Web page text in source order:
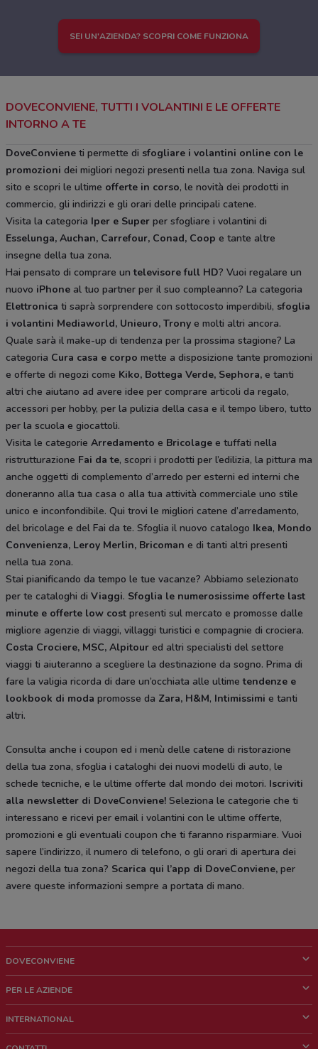
SEI UN'AZIENDA? SCOPRI COME FUNZIONA
DOVECONVIENE, TUTTI I VOLANTINI E LE OFFERTE
INTORNO A TE
DoveConviene ti permette di sfogliare i volantini online con le
promozioni dei migliori negozi presenti nella tua zona. Naviga sul
sito e scopri le ultime offerte in corso, le novità dei prodotti in
commercio, gli indirizzi e gli orari delle principali catene.
Visita la categoria Iper e Super per sfogliare i volantini di
Esselunga, Auchan, Carrefour, Conad, Coop e tante altre
insegne della tua zona.
Hai pensato di comprare untelevisore full HD? Vuoi regalare un
nuovo iPhone al tuo partner per il suo compleanno? La categoria
Elettronica ti saprà sorprendere con sottocosto imperdibili, sfoglia
i volantini Mediaworld, Unieuro, Trony e molti altri ancora.
Quale sarà il make-up di tendenza per la prossima stagione? La
categoria Cura casa e corpo mette a disposizione tante promozioni
e offerte di negozi come Kiko, Bottega Verde, Sephora, e tanti
altri che aiutano ad avere idee per comprare articoli da regalo,
accessori per hobby, per la pulizia della casa e il tempo libero, tutto
per la scuola e giocattoli.
Visita le categorie Arredamento e Bricolage e tuffati nella
ristrutturazione Fai da te, scopri i prodotti per l’edilizia, la pittura ma
anche oggetti di complemento d’arredo per esterni ed interni che
doneranno alla tua casa o alla tua attività commerciale uno stile
unico e inconfondibile. Qui trovi le migliori catene d’arredamento,
del bricolage e del Fai da te. Sfoglia il nuovo catalogo Ikea, Mondo
Convenienza, Leroy Merlin, Bricoman e di tanti altri presenti
nella tua zona.
Stai pianificando da tempo le tue vacanze? Abbiamo selezionato
per te cataloghi di Viaggi. Sfoglia le numerosissime offerte last
minute e offerte low cost presenti sul mercato e promosse dalle
migliore agenzie di viaggi, villaggi turistici e compagnie di crociera.
Costa Crociere, MSC, Alpitour ed altri specialisti del settore
viaggi ti aiuteranno a scegliere la destinazione da sogno. Prima di
fare la valigia ricorda di dare un’occhiata alle ultimetendenze e
lookbook di moda promosse da Zara, H&M, Intimissimi e tanti
altri.
Consulta anche i coupon ed i menù delle catene di ristorazione
della tua zona, sfoglia i cataloghi dei nuovi modelli di auto, le
schede tecniche, e le ultime offerte dal mondo dei motori. Iscriviti
alla newsletter di DoveConviene! Seleziona le categorie che ti
interessano e ricevi per email i volantini con le ultime offerte,
promozioni e gli eventuali coupon che ti faranno risparmiare. Vuoi
sapere l’indirizzo, il numero di telefono, o gli orari di apertura dei
negozi della tua zona? Scarica qui l’app di DoveConviene, per
avere queste informazioni sempre a portata di mano.
DOVECONVIENE
Chi siamo
PER LE AZIENDE
Richieste commerciali e marketing
INTERNATIONAL